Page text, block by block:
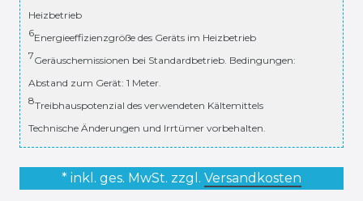
Heizbetrieb
6Energieeffizienzgröße des Geräts im Heizbetrieb
7Geräuschemissionen bei Standardbetrieb. Bedingungen:
Abstand zum Gerät: 1 Meter.
8Treibhauspotenzial des verwendeten Kältemittels
Technische Änderungen und Irrtümer vorbehalten.
* inkl. ges. MwSt. zzgl. Versandkosten